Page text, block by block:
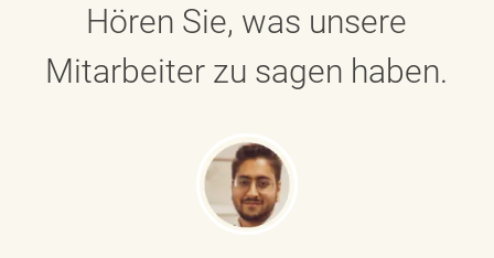
Hören Sie, was unsere
Mitarbeiter zu sagen haben.